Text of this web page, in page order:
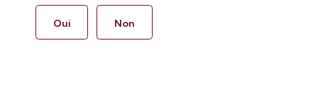
Oui Non